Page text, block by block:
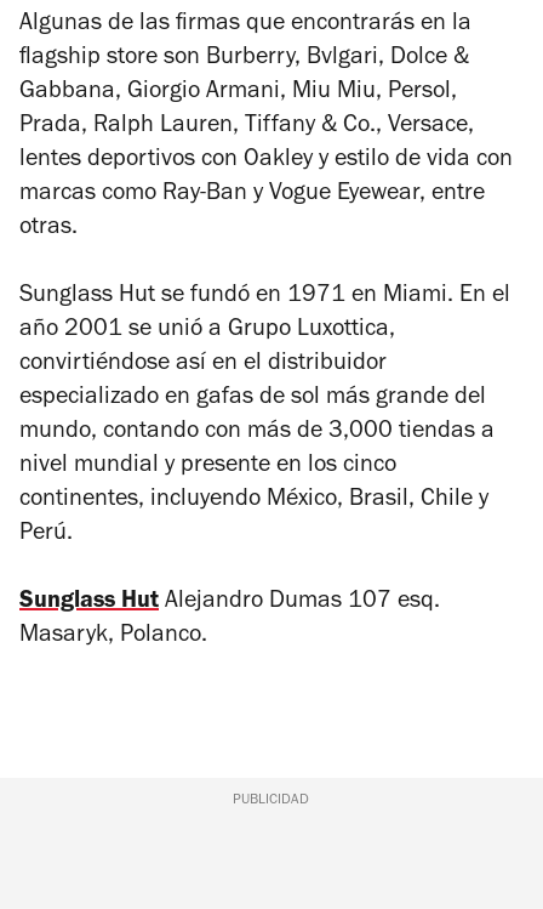
Algunas de las firmas que encontrarás en la
flagship store son Burberry, Bvlgari, Dolce &
Gabbana, Giorgio Armani, Miu Miu, Persol,
Prada, Ralph Lauren, Tiffany & Co., Versace,
lentes deportivos con Oakley y estilo de vida con
marcas como Ray-Ban y Vogue Eyewear, entre
otras.
Sunglass Hut se fundó en 1971 en Miami. En el
año 2001 se unió a Grupo Luxottica,
convirtiéndose así en el distribuidor
especializado en gafas de sol más grande del
mundo, contando con más de 3,000 tiendas a
nivel mundial y presente en los cinco
continentes, incluyendo México, Brasil, Chile y
Perú.
Sunglass Hut Alejandro Dumas 107 esq.
Masaryk, Polanco.
PUBLICIDAD